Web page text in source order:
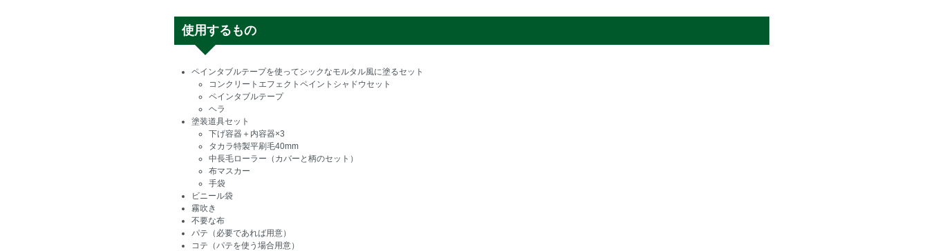
使用するもの
ペインタブルテープを使ってシックなモルタル風に塗るセット
コンクリートエフェクトペイントシャドウセット
ペインタブルテープ
ヘラ
塗装道具セット
下げ容器＋内容器×3
タカラ特製平刷毛40mm
中長毛ローラー（カバーと柄のセット）
布マスカー
手袋
ビニール袋
霧吹き
不要な布
パテ（必要であれば用意）
コテ（パテを使う場合用意）